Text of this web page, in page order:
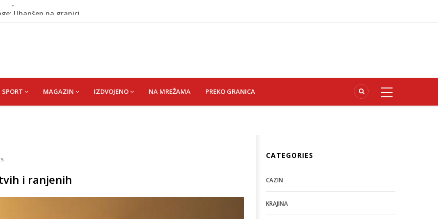
Uhapšen na granici
razočarao navijače iz BiH
Evo šta ih štiti
SPORT MAGAZIN IZDVOJENO NA MREŽAMA PREKO GRANICA
i ranjenih
CATEGORIES
CAZIN
KRAJINA